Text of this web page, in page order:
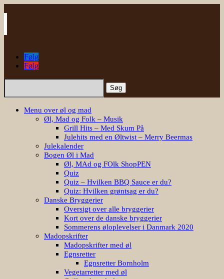
Følg
Følg
Søg
Menu over øl og mad
Øl, Mad og Folk – Musik
Grill Hits – Med Skum På
Julehits med en Øltwist – Merry Beermas
Julekalender
Bogen Øl i Mad
Øl, MAd og FOlk ShopPEN
Quiz
Quiz – Hvilken BBQ Sauce er du?
Quiz: Hvilken grøntsag er du?
Danske Bryggerier
Oversigt over alle bryggerier
Kort over de danske bryggerier
Sommerens øloplevelser i Danmark 2020
Madopskrifter
Madopskrifter med øl
Egnsretter
Egnsretter Bornholm
Vegetarretter med øl